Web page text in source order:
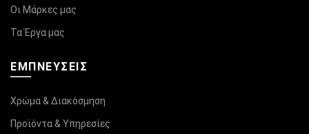
Οι Μάρκες μας
Τα Έργα μας
ΕΜΠΝΕΥΣΕΙΣ
Χρώμα & Διακόσμηση
Προϊόντα & Υπηρεσίες